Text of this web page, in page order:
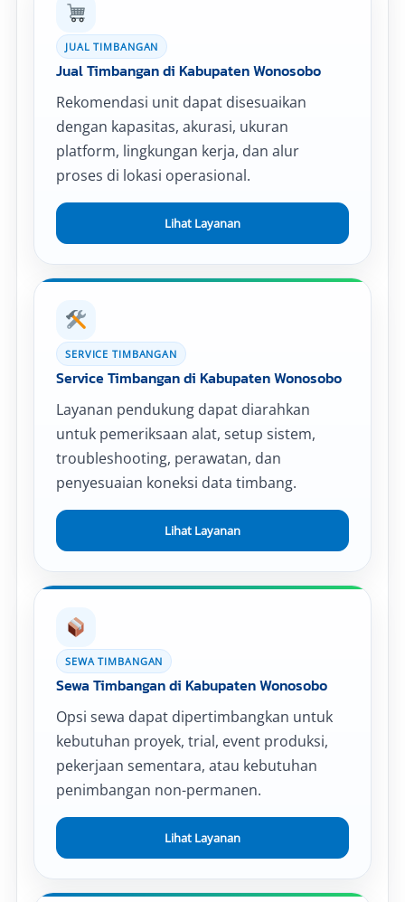
JUAL TIMBANGAN
Jual Timbangan di Kabupaten Wonosobo
Rekomendasi unit dapat disesuaikan
dengan kapasitas, akurasi, ukuran
platform, lingkungan kerja, dan alur
proses di lokasi operasional.
Lihat Layanan
SERVICE TIMBANGAN
Service Timbangan di Kabupaten Wonosobo
Layanan pendukung dapat diarahkan
untuk pemeriksaan alat, setup sistem,
troubleshooting, perawatan, dan
penyesuaian koneksi data timbang.
Lihat Layanan
SEWA TIMBANGAN
Sewa Timbangan di Kabupaten Wonosobo
Opsi sewa dapat dipertimbangkan untuk
kebutuhan proyek, trial, event produksi,
pekerjaan sementara, atau kebutuhan
penimbangan non-permanen.
Lihat Layanan